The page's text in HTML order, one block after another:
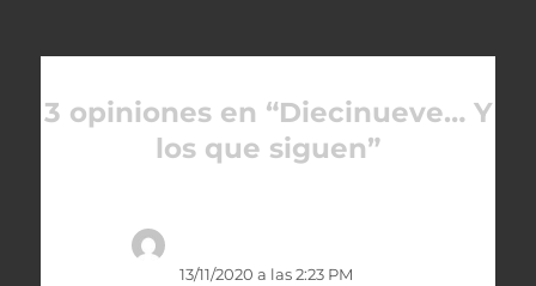
3 opiniones en “Diecinueve… Y
los que siguen”
13/11/2020 a las 2:23 PM